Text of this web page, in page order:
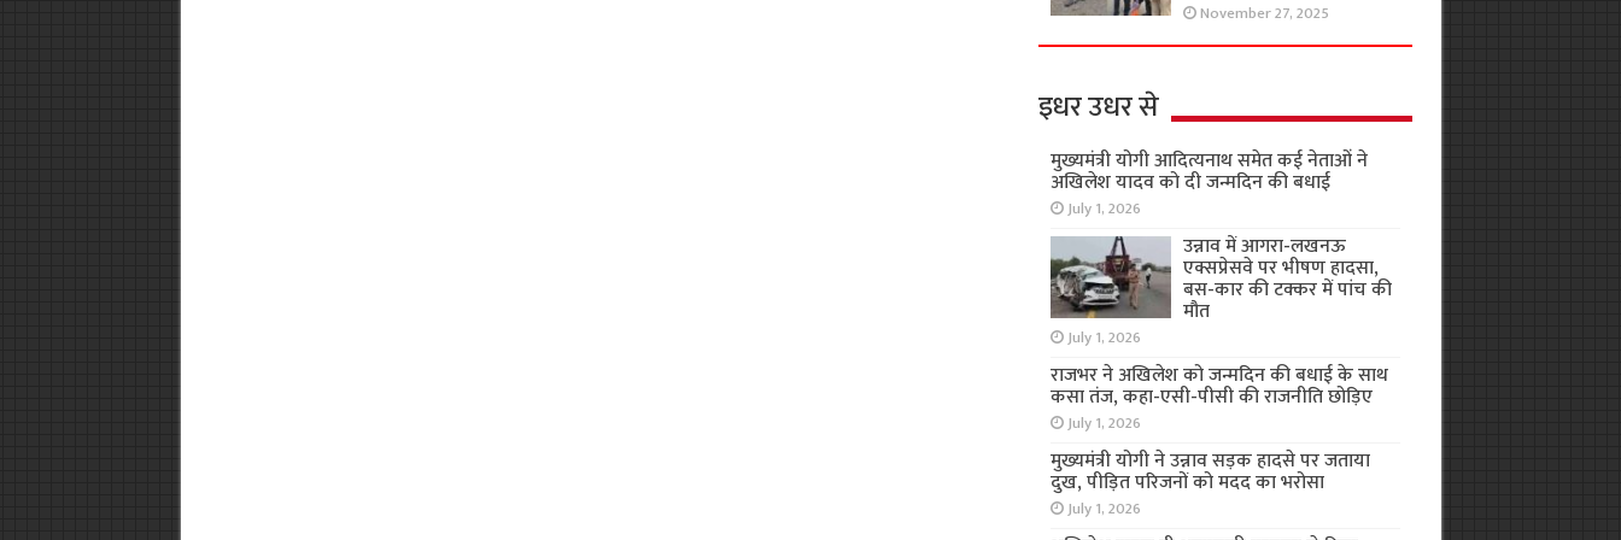
November 27, 2025
इधर उधर से
मुख्यमंत्री योगी आदित्यनाथ समेत कई नेताओं ने
अखिलेश यादव को दी जन्मदिन की बधाई
July 1, 2026
उन्नाव में आगरा-लखनऊ
एक्सप्रेसवे पर भीषण हादसा,
बस-कार की टक्कर में पांच की
मौत
July 1, 2026
राजभर ने अखिलेश को जन्मदिन की बधाई के साथ
कसा तंज, कहा-एसी-पीसी की राजनीति छोड़िए
July 1, 2026
मुख्यमंत्री योगी ने उन्नाव सड़क हादसे पर जताया
दुख, पीड़ित परिजनों को मदद का भरोसा
July 1, 2026